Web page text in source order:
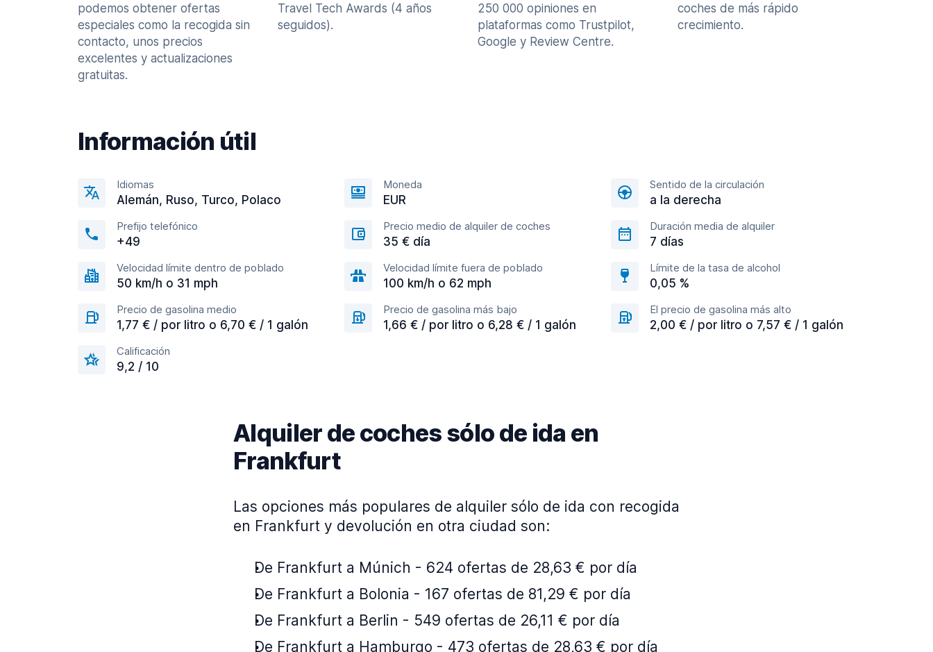
podemos obtener ofertas
especiales como la recogida sin
contacto, unos precios
excelentes y actualizaciones
gratuitas.
Travel Tech Awards (4 años
seguidos).
250 000 opiniones en
plataformas como Trustpilot,
Google y Review Centre.
coches de más rápido
crecimiento.
Información útil
Idiomas
Alemán, Ruso, Turco, Polaco
Moneda
EUR
Sentido de la circulación
a la derecha
Prefijo telefónico
+49
Precio medio de alquiler de coches
35 € día
Duración media de alquiler
7 días
Velocidad límite dentro de poblado
50 km/h o 31 mph
Velocidad límite fuera de poblado
100 km/h o 62 mph
Límite de la tasa de alcohol
0,05 %
Precio de gasolina medio
1,77 € / por litro o 6,70 € / 1 galón
Precio de gasolina más bajo
1,66 € / por litro o 6,28 € / 1 galón
El precio de gasolina más alto
2,00 € / por litro o 7,57 € / 1 galón
Calificación
9,2 / 10
Alquiler de coches sólo de ida en
Frankfurt
Las opciones más populares de alquiler sólo de ida con recogida
en Frankfurt y devolución en otra ciudad son:
De Frankfurt a Múnich - 624 ofertas de 28,63 € por día
De Frankfurt a Bolonia - 167 ofertas de 81,29 € por día
De Frankfurt a Berlin - 549 ofertas de 26,11 € por día
De Frankfurt a Hamburgo - 473 ofertas de 28,63 € por día